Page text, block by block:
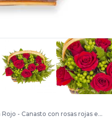
Rojo - Canasto con rosas rojas e